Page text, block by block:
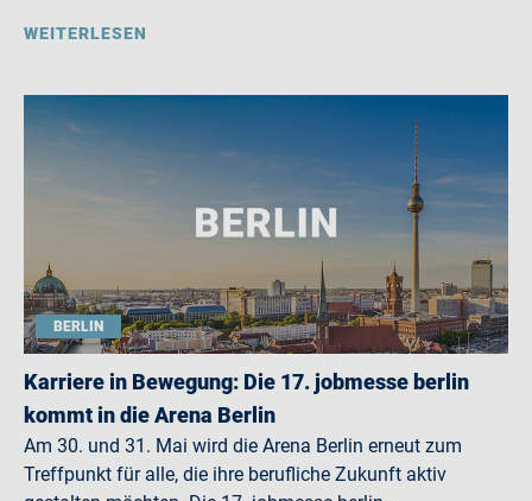
WEITERLESEN
BERLIN
Karriere in Bewegung: Die 17. jobmesse berlin
kommt in die Arena Berlin
Am 30. und 31. Mai wird die Arena Berlin erneut zum
Treffpunkt für alle, die ihre berufliche Zukunft aktiv